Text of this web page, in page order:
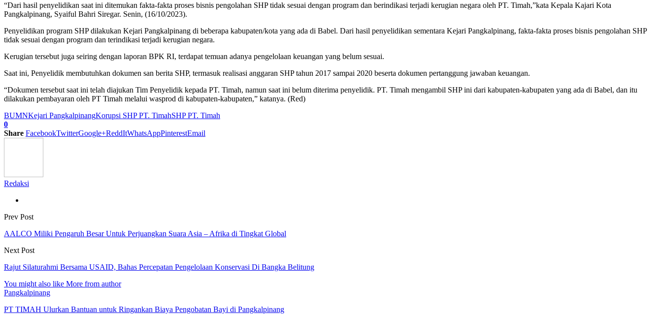
“Dari hasil penyelidikan saat ini ditemukan fakta-fakta proses bisnis pengolahan SHP tidak sesuai dengan program dan berindikasi terjadi kerugian negara oleh PT. Timah,”kata Kepala Kajari Kota
Pangkalpinang, Syaiful Bahri Siregar. Senin, (16/10/2023).
Penyelidikan program SHP dilakukan Kejari Pangkalpinang di beberapa kabupaten/kota yang ada di Babel. Dari hasil penyelidikan sementara Kejari Pangkalpinang, fakta-fakta proses bisnis pengolahan SHP
tidak sesuai dengan program dan terindikasi terjadi kerugian negara.
Kerugian tersebut juga seiring dengan laporan BPK RI, terdapat temuan adanya pengelolaan keuangan yang belum sesuai.
Saat ini, Penyelidik membutuhkan dokumen san berita SHP, termasuk realisasi anggaran SHP tahun 2017 sampai 2020 beserta dokumen pertanggung jawaban keuangan.
“Dokumen tersebut saat ini telah diajukan Tim Penyelidik kepada PT. Timah, namun saat ini belum diterima penyelidik. PT. Timah mengambil SHP ini dari kabupaten-kabupaten yang ada di Babel, dan itu
dilakukan pembayaran oleh PT Timah melalui wasprod di kabupaten-kabupaten,” katanya. (Red)
BUMNKejari PangkalpinangKorupsi SHP PT. TimahSHP PT. Timah
0
Share FacebookTwitterGoogle+ReddItWhatsAppPinterestEmail
Redaksi
Prev Post
AALCO Miliki Pengaruh Besar Untuk Perjuangkan Suara Asia – Afrika di Tingkat Global
Next Post
Rajut Silaturahmi Bersama USAID, Bahas Percepatan Pengelolaan Konservasi Di Bangka Belitung
You might also like More from author
Pangkalpinang
PT TIMAH Ulurkan Bantuan untuk Ringankan Biaya Pengobatan Bayi di Pangkalpinang